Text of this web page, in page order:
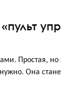
Простая, но
Она